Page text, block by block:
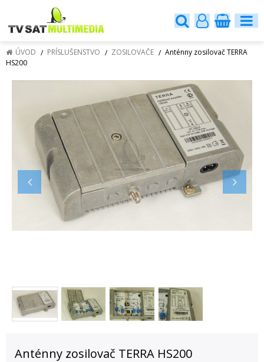
ÚVOD PRÍSLUŠENSTVO ZOSILOVAČE
Anténny zosilovač TERRA
HS200
Anténny zosilovač TERRA HS200